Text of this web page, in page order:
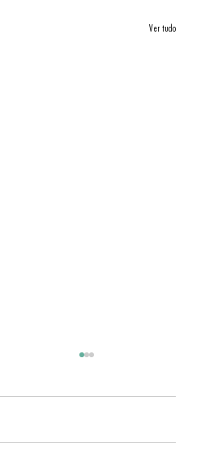
Ver tudo